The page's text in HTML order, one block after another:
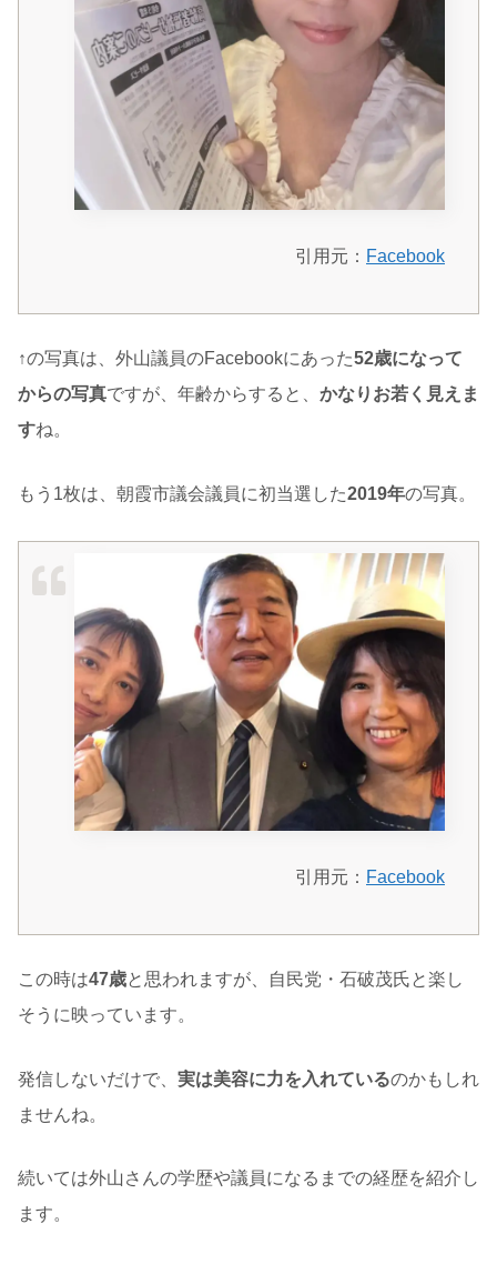
引用元： Facebook
↑の写真は、外山議員のFacebookにあった52歳になって
からの写真ですが、年齢からすると、 かなりお若く見えま
すね。
もう1枚は、朝霞市議会議員に初当選した2019年の写真。
引用元： Facebook
この時は47歳と思われますが、自民党・石破茂氏と楽し
そうに映っています。
発信しないだけで、 実は美容に力を入れているのかもしれ
ませんね。
続いては外山さんの学歴や議員になるまでの経歴を紹介し
ます。